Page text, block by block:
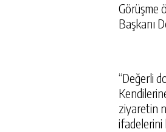
Görüşme
Başkanı
“Değerli
ziyaretin
ifadelerini